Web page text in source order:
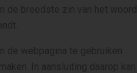
de breedste zin van het woord
de webpagina te gebruiken
In aansluiting daarop kan